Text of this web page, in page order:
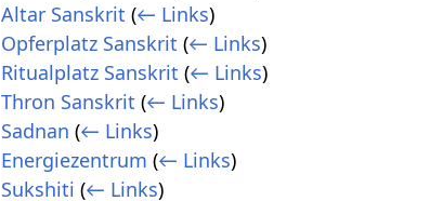
Altar Sanskrit (← Links)
Opferplatz Sanskrit (← Links)
Ritualplatz Sanskrit (← Links)
Thron Sanskrit (← Links)
Sadnan (← Links)
Energiezentrum (← Links)
Sukshiti (← Links)